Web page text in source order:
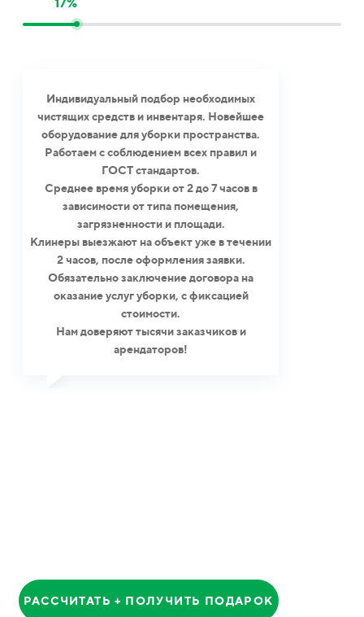
Индивидуальный подбор необходимых
чистящих средств и инвентаря. Новейшее
оборудование для уборки пространства.
Работаем с соблюдением всех правил и
ГОСТ стандартов.
Среднее время уборки от 2 до 7 часов в
зависимости от типа помещения,
загрязненности и площади.
Клинеры выезжают на объект уже в течении
2 часов, после оформления заявки.
Обязательно заключение договора на
оказание услуг уборки, с фиксацией
стоимости.
Нам доверяют тысячи заказчиков и
арендаторов!
РАССЧИТАТЬ + ПОЛУЧИТЬ ПОДАРОК